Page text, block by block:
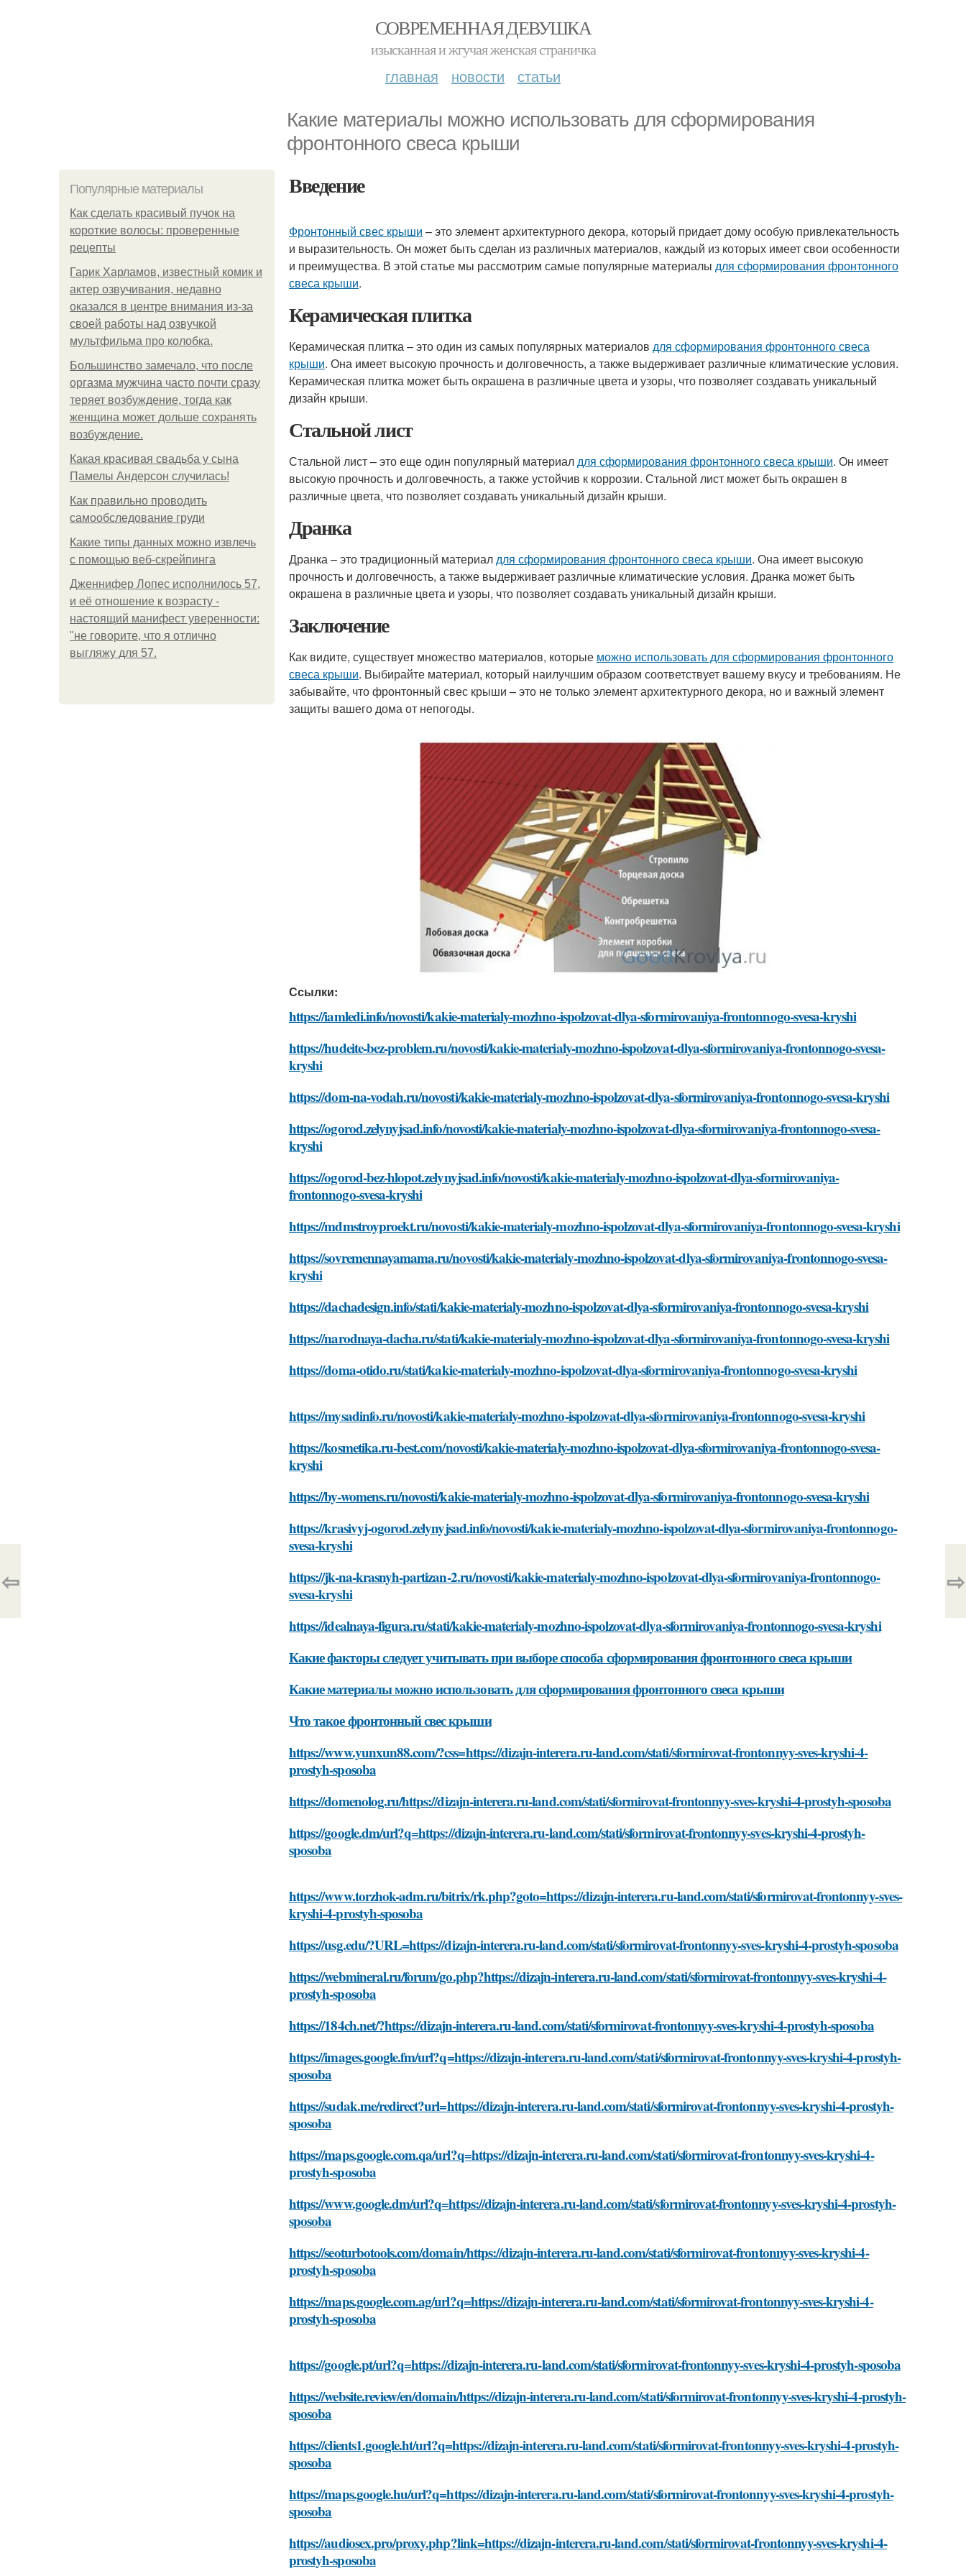
СОВРЕМЕННАЯ ДЕВУШКА
изысканная и жгучая женская страничка
главная новости статьи
Какие материалы можно использовать для сформирования
фронтонного свеса крыши
Популярные материалы
Как сделать красивый пучок на
короткие волосы: проверенные
рецепты
Гарик Харламов, известный комик и
актер озвучивания, недавно
оказался в центре внимания из-за
своей работы над озвучкой
мультфильма про колобка.
Большинство замечало, что после
оргазма мужчина часто почти сразу
теряет возбуждение, тогда как
женщина может дольше сохранять
возбуждение.
Какая красивая свадьба у сына
Памелы Андерсон случилась!
Как правильно проводить
самообследование груди
Какие типы данных можно извлечь
с помощью веб-скрейпинга
Дженнифер Лопес исполнилось 57,
и её отношение к возрасту -
настоящий манифест уверенности:
"не говорите, что я отлично
выгляжу для 57.
Введение
Фронтонный свес крыши – это элемент архитектурного декора, который придает дому особую привлекательность
и выразительность. Он может быть сделан из различных материалов, каждый из которых имеет свои особенности
и преимущества. В этой статье мы рассмотрим самые популярные материалы для сформирования фронтонного
свеса крыши.
Керамическая плитка
Керамическая плитка – это один из самых популярных материалов для сформирования фронтонного свеса
крыши. Она имеет высокую прочность и долговечность, а также выдерживает различные климатические условия.
Керамическая плитка может быть окрашена в различные цвета и узоры, что позволяет создавать уникальный
дизайн крыши.
Стальной лист
Стальной лист – это еще один популярный материалдля сформирования фронтонного свеса крыши. Он имеет
высокую прочность и долговечность, а также устойчив к коррозии. Стальной лист может быть окрашен в
различные цвета, что позволяет создавать уникальный дизайн крыши.
Дранка
Дранка – это традиционный материалдля сформирования фронтонного свеса крыши. Она имеет высокую
прочность и долговечность, а также выдерживает различные климатические условия. Дранка может быть
окрашена в различные цвета и узоры, что позволяет создавать уникальный дизайн крыши.
Заключение
Как видите, существует множество материалов, которые можно использовать для сформирования фронтонного
свеса крыши. Выбирайте материал, который наилучшим образом соответствует вашему вкусу и требованиям. Не
забывайте, что фронтонный свес крыши – это не только элемент архитектурного декора, но и важный элемент
защиты вашего дома от непогоды.
Ссылки:
https://iamledi.info/novosti/kakie-materialy-mozhno-ispolzovat-dlya-sformirovaniya-frontonnogo-svesa-kryshi
https://hudeite-bez-problem.ru/novosti/kakie-materialy-mozhno-ispolzovat-dlya-sformirovaniya-frontonnogo-svesa-
kryshi
https://dom-na-vodah.ru/novosti/kakie-materialy-mozhno-ispolzovat-dlya-sformirovaniya-frontonnogo-svesa-kryshi
https://ogorod.zelynyjsad.info/novosti/kakie-materialy-mozhno-ispolzovat-dlya-sformirovaniya-frontonnogo-svesa-
kryshi
https://ogorod-bez-hlopot.zelynyjsad.info/novosti/kakie-materialy-mozhno-ispolzovat-dlya-sformirovaniya-
frontonnogo-svesa-kryshi
https://mdmstroyproekt.ru/novosti/kakie-materialy-mozhno-ispolzovat-dlya-sformirovaniya-frontonnogo-svesa-kryshi
https://sovremennayamama.ru/novosti/kakie-materialy-mozhno-ispolzovat-dlya-sformirovaniya-frontonnogo-svesa-
kryshi
https://dachadesign.info/stati/kakie-materialy-mozhno-ispolzovat-dlya-sformirovaniya-frontonnogo-svesa-kryshi
https://narodnaya-dacha.ru/stati/kakie-materialy-mozhno-ispolzovat-dlya-sformirovaniya-frontonnogo-svesa-kryshi
https://doma-otido.ru/stati/kakie-materialy-mozhno-ispolzovat-dlya-sformirovaniya-frontonnogo-svesa-kryshi
https://mysadinfo.ru/novosti/kakie-materialy-mozhno-ispolzovat-dlya-sformirovaniya-frontonnogo-svesa-kryshi
https://kosmetika.ru-best.com/novosti/kakie-materialy-mozhno-ispolzovat-dlya-sformirovaniya-frontonnogo-svesa-
kryshi
https://by-womens.ru/novosti/kakie-materialy-mozhno-ispolzovat-dlya-sformirovaniya-frontonnogo-svesa-kryshi
https://krasivyj-ogorod.zelynyjsad.info/novosti/kakie-materialy-mozhno-ispolzovat-dlya-sformirovaniya-frontonnogo-
svesa-kryshi
https://jk-na-krasnyh-partizan-2.ru/novosti/kakie-materialy-mozhno-ispolzovat-dlya-sformirovaniya-frontonnogo-
svesa-kryshi
https://idealnaya-figura.ru/stati/kakie-materialy-mozhno-ispolzovat-dlya-sformirovaniya-frontonnogo-svesa-kryshi
Какие факторы следует учитывать при выборе способа сформирования фронтонного свеса крыши
Какие материалы можно использовать для сформирования фронтонного свеса крыши
Что такое фронтонный свес крыши
https://www.yunxun88.com/?css=https://dizajn-interera.ru-land.com/stati/sformirovat-frontonnyy-sves-kryshi-4-
prostyh-sposoba
https://domenolog.ru/https://dizajn-interera.ru-land.com/stati/sformirovat-frontonnyy-sves-kryshi-4-prostyh-sposoba
https://google.dm/url?q=https://dizajn-interera.ru-land.com/stati/sformirovat-frontonnyy-sves-kryshi-4-prostyh-
sposoba
https://www.torzhok-adm.ru/bitrix/rk.php?goto=https://dizajn-interera.ru-land.com/stati/sformirovat-frontonnyy-sves-
kryshi-4-prostyh-sposoba
https://usg.edu/?URL=https://dizajn-interera.ru-land.com/stati/sformirovat-frontonnyy-sves-kryshi-4-prostyh-sposoba
https://webmineral.ru/forum/go.php?https://dizajn-interera.ru-land.com/stati/sformirovat-frontonnyy-sves-kryshi-4-
prostyh-sposoba
https://184ch.net/?https://dizajn-interera.ru-land.com/stati/sformirovat-frontonnyy-sves-kryshi-4-prostyh-sposoba
https://images.google.fm/url?q=https://dizajn-interera.ru-land.com/stati/sformirovat-frontonnyy-sves-kryshi-4-prostyh-
sposoba
https://sudak.me/redirect?url=https://dizajn-interera.ru-land.com/stati/sformirovat-frontonnyy-sves-kryshi-4-prostyh-
sposoba
https://maps.google.com.qa/url?q=https://dizajn-interera.ru-land.com/stati/sformirovat-frontonnyy-sves-kryshi-4-
prostyh-sposoba
https://www.google.dm/url?q=https://dizajn-interera.ru-land.com/stati/sformirovat-frontonnyy-sves-kryshi-4-prostyh-
sposoba
https://seoturbotools.com/domain/https://dizajn-interera.ru-land.com/stati/sformirovat-frontonnyy-sves-kryshi-4-
prostyh-sposoba
https://maps.google.com.ag/url?q=https://dizajn-interera.ru-land.com/stati/sformirovat-frontonnyy-sves-kryshi-4-
prostyh-sposoba
https://google.pt/url?q=https://dizajn-interera.ru-land.com/stati/sformirovat-frontonnyy-sves-kryshi-4-prostyh-sposoba
https://website.review/en/domain/https://dizajn-interera.ru-land.com/stati/sformirovat-frontonnyy-sves-kryshi-4-prostyh-
sposoba
https://clients1.google.ht/url?q=https://dizajn-interera.ru-land.com/stati/sformirovat-frontonnyy-sves-kryshi-4-prostyh-
sposoba
https://maps.google.hu/url?q=https://dizajn-interera.ru-land.com/stati/sformirovat-frontonnyy-sves-kryshi-4-prostyh-
sposoba
https://audiosex.pro/proxy.php?link=https://dizajn-interera.ru-land.com/stati/sformirovat-frontonnyy-sves-kryshi-4-
prostyh-sposoba
⇦ ⇨